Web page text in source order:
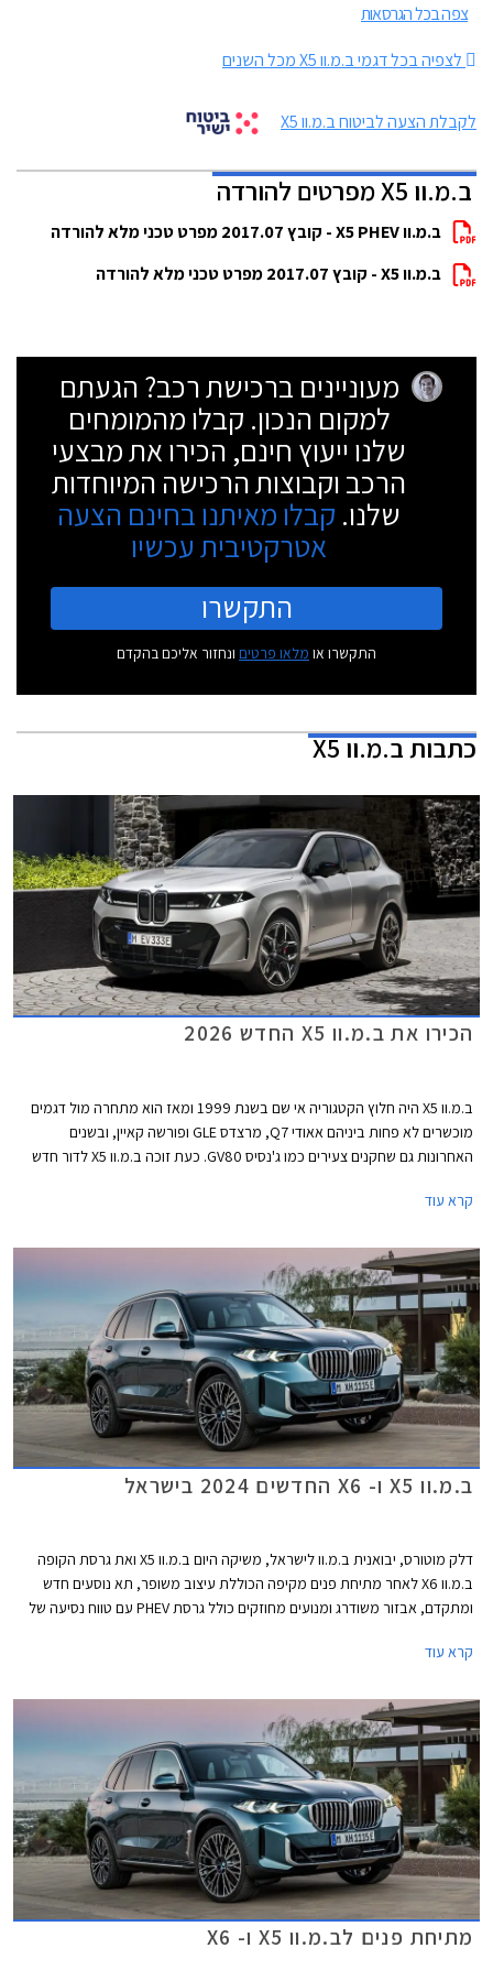
צפה בכל הגרסאות
לצפיה בכל דגמי ב.מ.וו X5 מכל השנים
לקבלת הצעה לביטוח ב.מ.וו X5
ב.מ.וו X5 מפרטים להורדה
ב.מ.וו X5 PHEV - קובץ 2017.07 מפרט טכני מלא להורדה
ב.מ.וו X5 - קובץ 2017.07 מפרט טכני מלא להורדה
מעוניינים ברכישת רכב? הגעתם
למקום הנכון. קבלו מהמומחים
שלנו ייעוץ חינם, הכירו את מבצעי
הרכב וקבוצות הרכישה המיוחדות
שלנו. קבלו מאיתנו בחינם הצעה
אטרקטיבית עכשיו
התקשרו
התקשרו או מלאו פרטים ונחזור אליכם בהקדם
כתבותב.מ.וו X5
הכירו את ב.מ.וו X5 החדש 2026
ב.מ.וו X5 היה חלוץ הקטגוריה אי שם בשנת 1999 ומאז הוא מתחרה מול דגמים
מוכשרים לא פחות ביניהם אאודי Q7, מרצדס GLE ופורשה קאיין, ובשנים
האחרונות גם שחקנים צעירים כמו ג'נסיס GV80. כעת זוכה ב.מ.וו X5 לדור חדש
מבחינת המותג הבאוורי. הדגם החדש מגיע עם הצהרה חסרת תקדים וישווק עם
ומימן. דלק מוטורס היבואנית, מסרה כי ב.מ.וו X5 החדש צפוי להגיע לישראל
בסוף 2026.
קרא עוד
ב.מ.וו X5 ו- X6 החדשים 2024 בישראל
דלק מוטורס, יבואנית ב.מ.וו לישראל, משיקה היום ב.מ.וו X5 ואת גרסת הקופה
ב.מ.וו X6 לאחר מתיחת פנים מקיפה הכוללת עיצוב משופר, תא נוסעים חדש
ומתקדם, אבזור משודרג ומנועים מחוזקים כולל גרסת PHEV עם טווח נסיעה של
קופה, אאודי Q7 ו- Q8, וג'נסיס GV80 אשר קיבל לאחרונה גרסת קופה.
קרא עוד
מתיחת פנים לב.מ.וו X5 ו- X6